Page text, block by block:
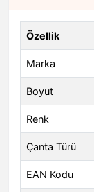
Özellik
Marka
Boyut
Renk
Çanta Türü
EAN Kodu